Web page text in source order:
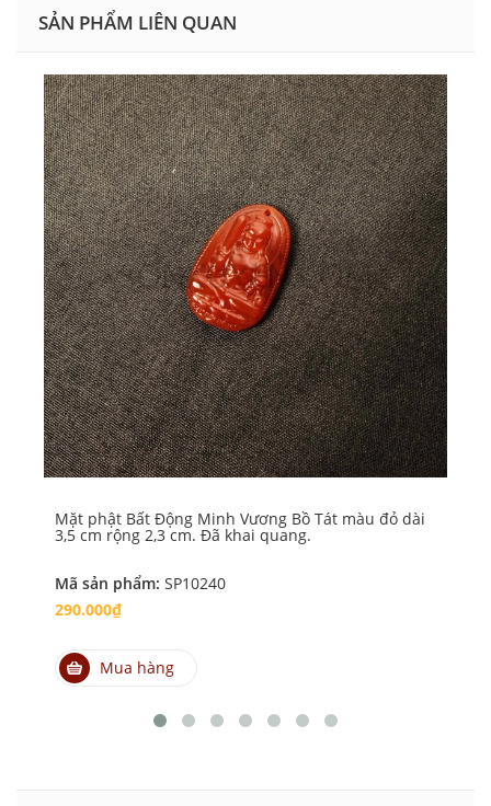
SẢN PHẨM LIÊN QUAN
Mặt phật Bất Động Minh Vương Bồ Tát màu đỏ dài
3,5 cm rộng 2,3 cm. Đã khai quang.
Mã sản phẩm: SP10240
290.000₫
Mua hàng